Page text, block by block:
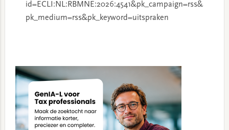
id=ECLI:NL:RBMNE:2026:4541&pk_campaign=rss&
pk_medium=rss&pk_keyword=uitspraken
Sidebar